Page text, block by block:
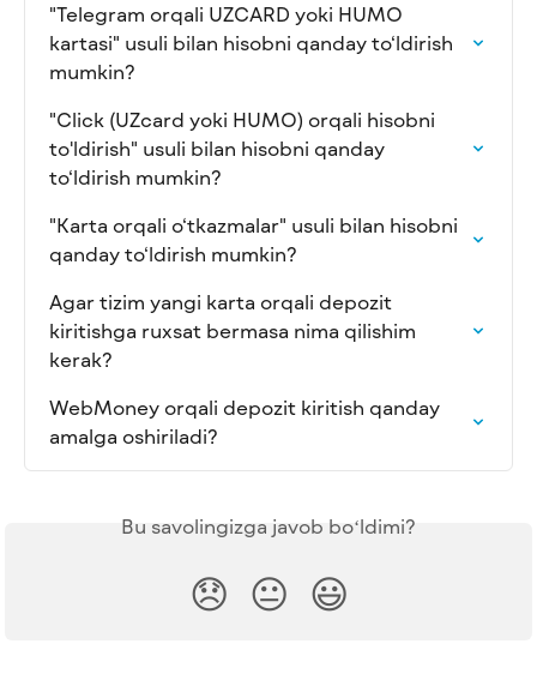
"Telegram orqali UZCARD yoki HUMO
kartasi" usuli bilan hisobni qanday to‘ldirish
mumkin?
"Click (UZcard yoki HUMO) orqali hisobni
to'ldirish" usuli bilan hisobni qanday
to‘ldirish mumkin?
"Karta orqali o‘tkazmalar" usuli bilan hisobni
qanday to‘ldirish mumkin?
Agar tizim yangi karta orqali depozit
kiritishga ruxsat bermasa nima qilishim
kerak?
WebMoney orqali depozit kiritish qanday
amalga oshiriladi?
Bu savolingizga javob boʻldimi?
😞 😐 😃